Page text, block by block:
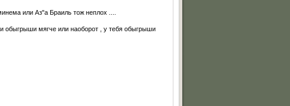
или Аз"а Браиль тож неплох ....
обыгрыши мягче или наоборот , у тебя обыгрыши